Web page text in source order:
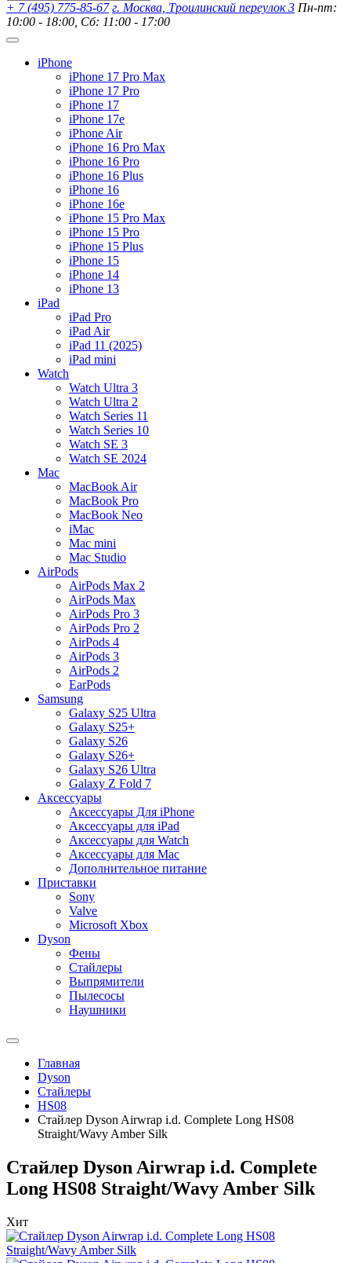
+ 7 (495) 775-85-67 г. Москва, Троилинский переулок 3 Пн-пт:
10:00 - 18:00, Сб: 11:00 - 17:00
iPhone
iPhone 17 Pro Max
iPhone 17 Pro
iPhone 17
iPhone 17e
iPhone Air
iPhone 16 Pro Max
iPhone 16 Pro
iPhone 16 Plus
iPhone 16
iPhone 16e
iPhone 15 Pro Max
iPhone 15 Pro
iPhone 15 Plus
iPhone 15
iPhone 14
iPhone 13
iPad
iPad Pro
iPad Air
iPad 11 (2025)
iPad mini
Watch
Watch Ultra 3
Watch Ultra 2
Watch Series 11
Watch Series 10
Watch SE 3
Watch SE 2024
Mac
MacBook Air
MacBook Pro
MacBook Neo
iMac
Mac mini
Mac Studio
AirPods
AirPods Max 2
AirPods Max
AirPods Pro 3
AirPods Pro 2
AirPods 4
AirPods 3
AirPods 2
EarPods
Samsung
Galaxy S25 Ultra
Galaxy S25+
Galaxy S26
Galaxy S26+
Galaxy S26 Ultra
Galaxy Z Fold 7
Аксессуары
Аксессуары Для iPhone
Аксессуары для iPad
Аксессуары для Watch
Аксессуары для Mac
Дополнительное питание
Приставки
Sony
Valve
Microsoft Xbox
Dyson
Фены
Стайлеры
Выпрямители
Пылесосы
Наушники
Главная
Dyson
Стайлеры
HS08
Стайлер Dyson Airwrap i.d. Complete Long HS08
Straight/Wavy Amber Silk
Стайлер Dyson Airwrap i.d. Complete
Long HS08 Straight/Wavy Amber Silk
Хит